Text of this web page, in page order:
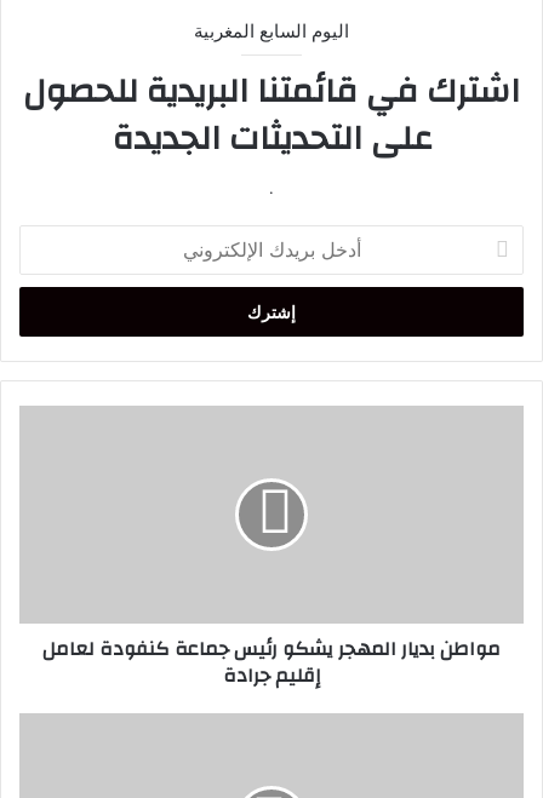
اليوم السابع المغربية
اشترك في قائمتنا البريدية للحصول
على التحديثات الجديدة
.
بريدك
الإلكتروني
إقليم
جرادةمواطن بديار المهجر يشكو رئيس جماعة كنفودة لعامل
إقليم جرادة